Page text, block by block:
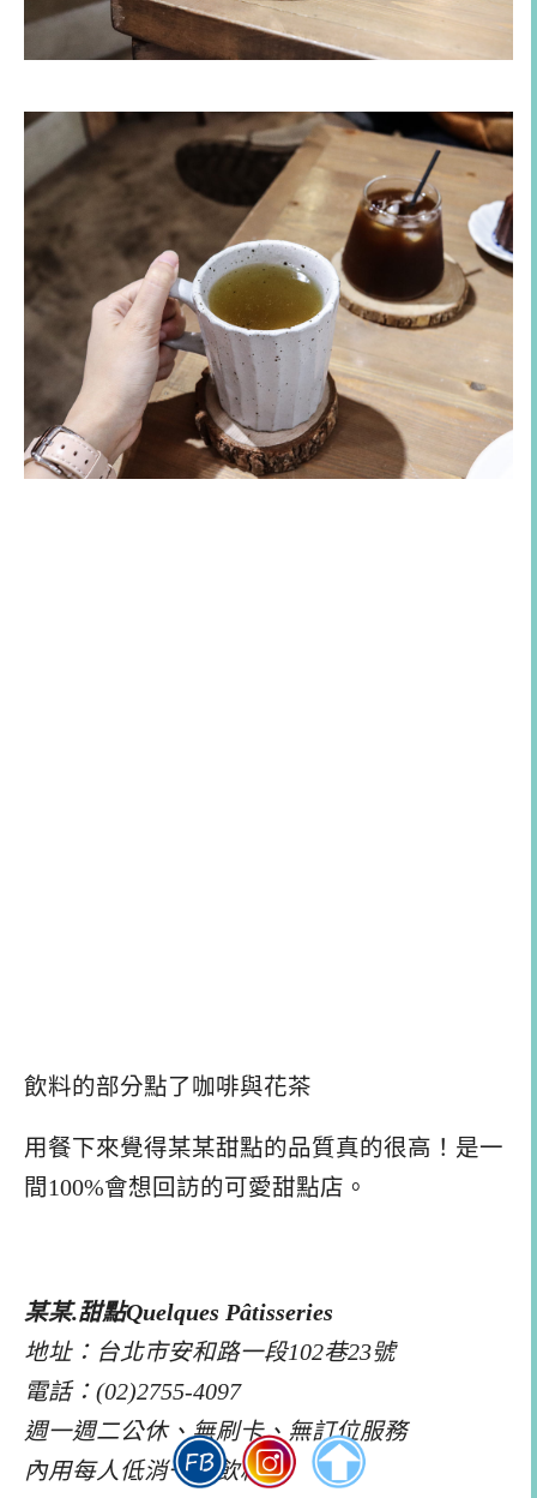
飲料的部分點了咖啡與花茶
用餐下來覺得某某甜點的品質真的很高！是一
間100%會想回訪的可愛甜點店。
某某.甜點Quelques Pâtisseries
地址：台北市安和路一段102巷23號
電話：(02)2755-4097
週一週二公休、無刷卡、無訂位服務
內用每人低消一杯飲料